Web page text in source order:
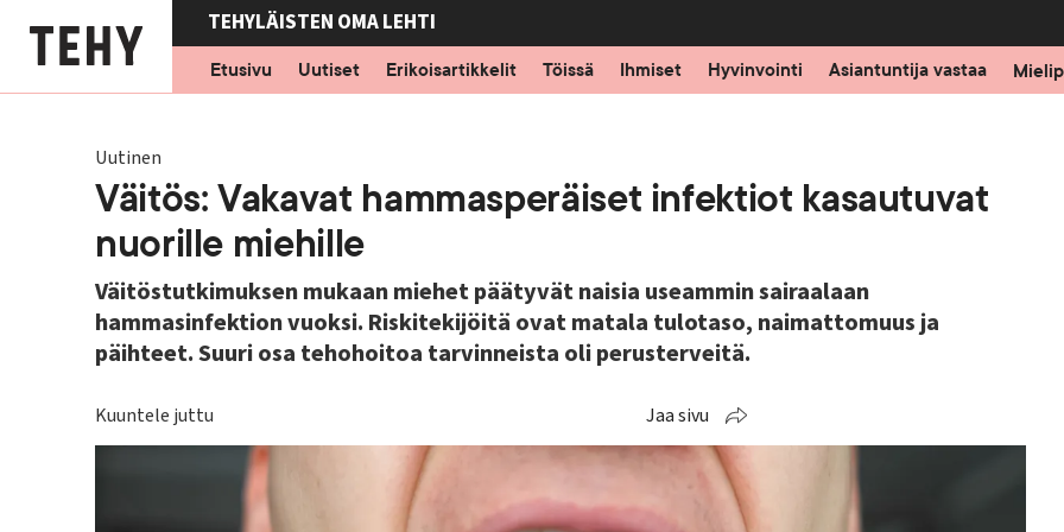
pääsisältöön
TEHYLÄISTEN OMA LEHTI
Etusivu
Uutiset Erikoisartikkelit Töissä Ihmiset Hyvinvointi Asiantuntija vastaa
Uutinen
Väitös: Vakavat hammasperäiset infektiot kasautuvat
nuorille miehille
Väitöstutkimuksen mukaan miehet päätyvät naisia useammin sairaalaan
hammasinfektion vuoksi. Riskitekijöitä ovat matala tulotaso, naimattomuus ja
päihteet. Suuri osa tehohoitoa tarvinneista oli perusterveitä.
Kuuntele juttu Jaa sivu